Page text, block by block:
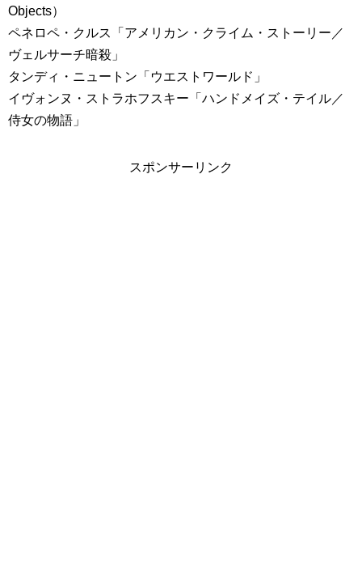
Objects）
ペネロペ・クルス「アメリカン・クライム・ストーリー／
ヴェルサーチ暗殺」
タンディ・ニュートン「ウエストワールド」
イヴォンヌ・ストラホフスキー「ハンドメイズ・テイル／
侍女の物語」
スポンサーリンク